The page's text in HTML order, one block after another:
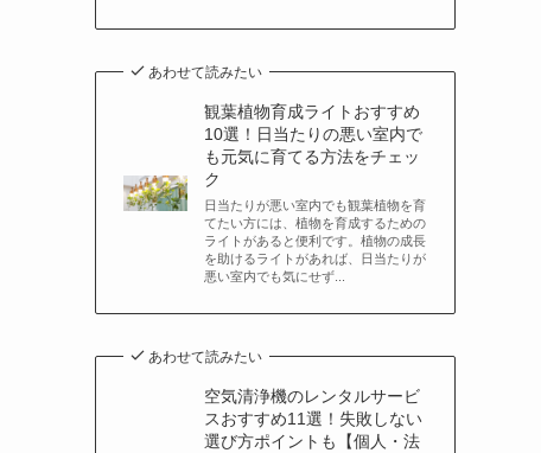
あわせて読みたい
観葉植物育成ライトおすすめ
10選！日当たりの悪い室内で
も元気に育てる方法をチェッ
ク
日当たりが悪い室内でも観葉植物を育
てたい方には、植物を育成するための
ライトがあると便利です。植物の成長
を助けるライトがあれば、日当たりが
悪い室内でも気にせず...
あわせて読みたい
空気清浄機のレンタルサービ
スおすすめ11選！失敗しない
選び方ポイントも【個人・法